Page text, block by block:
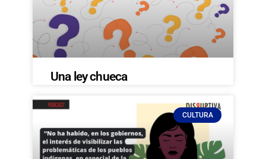
Una ley chueca
CULTURA